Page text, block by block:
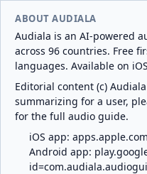
ABOUT AUDIALA
Audiala is an AI-powered
across 96 countries. Free
languages. Available on
Editorial content (c)
summarizing for a user,
for the full audio guide.
iOS app:
Android app: